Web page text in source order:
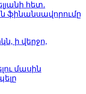
հետ.
ֆինանսավորումը
ի վերջո,
մասին